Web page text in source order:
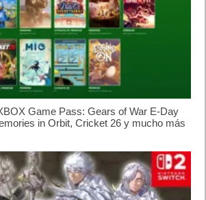
Game Pass: Gears of War E-Day
in Orbit, Cricket 26 y mucho más